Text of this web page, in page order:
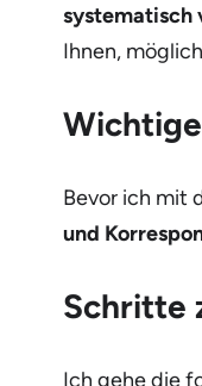
systematisch
Ihnen,
Bevor ich mit
und
Schritte
Ich gehe die